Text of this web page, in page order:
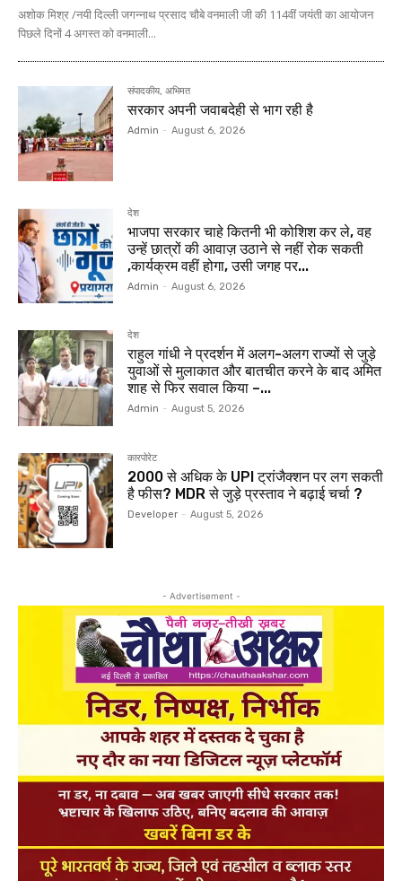
अशोक मिश्र /नयी दिल्ली जगन्नाथ प्रसाद चौबे वनमाली जी की 114वीं जयंती का आयोजन
पिछले दिनों 4 अगस्त को वनमाली...
संपादकीय, अभिमत
सरकार अपनी जवाबदेही से भाग रही है
Admin - August 6, 2026
देश
भाजपा सरकार चाहे कितनी भी कोशिश कर ले, वह
उन्हें छात्रों की आवाज़ उठाने से नहीं रोक सकती
,कार्यक्रम वहीं होगा, उसी जगह पर...
Admin - August 6, 2026
देश
राहुल गांधी ने प्रदर्शन में अलग-अलग राज्यों से जुड़े
युवाओं से मुलाकात और बातचीत करने के बाद अमित
शाह से फिर सवाल किया –...
Admin - August 5, 2026
कारपोरेट
₹2000 से अधिक के UPI ट्रांजैक्शन पर लग सकती
है फीस? MDR से जुड़े प्रस्ताव ने बढ़ाई चर्चा ?
Developer - August 5, 2026
- Advertisement -